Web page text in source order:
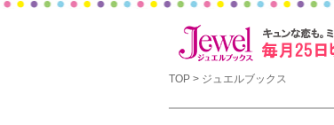
TOP > ジュエルブックス